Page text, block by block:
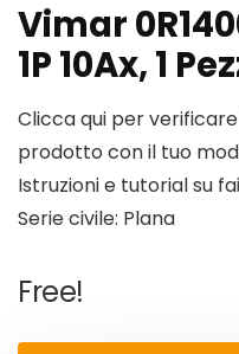
Vimar
1P 10Ax, 1
Clicca qui per
prodotto con il tuo
Istruzioni e tutorial su
Serie civile: Plana
Free!